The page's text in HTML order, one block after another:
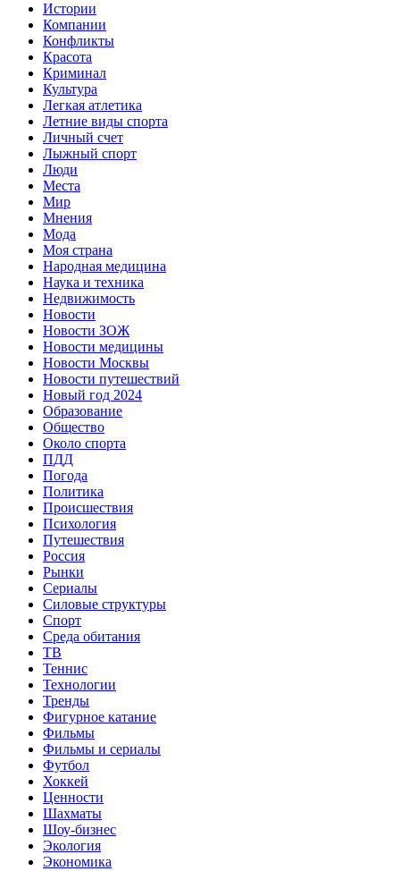
Истории
Компании
Конфликты
Красота
Криминал
Культура
Легкая атлетика
Летние виды спорта
Личный счет
Лыжный спорт
Люди
Места
Мир
Мнения
Мода
Моя страна
Народная медицина
Наука и техника
Недвижимость
Новости
Новости ЗОЖ
Новости медицины
Новости Москвы
Новости путешествий
Новый год 2024
Образование
Общество
Около спорта
ПДД
Погода
Политика
Происшествия
Психология
Путешествия
Россия
Рынки
Сериалы
Силовые структуры
Спорт
Среда обитания
ТВ
Теннис
Технологии
Тренды
Фигурное катание
Фильмы
Фильмы и сериалы
Футбол
Хоккей
Ценности
Шахматы
Шоу-бизнес
Экология
Экономика